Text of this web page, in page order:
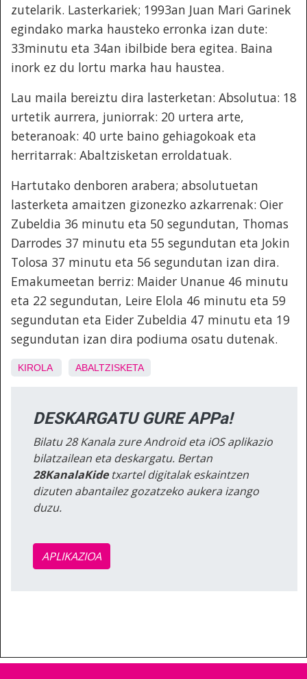
zutelarik. Lasterkariek; 1993an Juan Mari Garinek
egindako marka hausteko erronka izan dute:
33minutu eta 34an ibilbide bera egitea. Baina
inork ez du lortu marka hau haustea.
Lau maila bereiztu dira lasterketan: Absolutua: 18
urtetik aurrera, juniorrak: 20 urtera arte,
beteranoak: 40 urte baino gehiagokoak eta
herritarrak: Abaltzisketan erroldatuak.
Hartutako denboren arabera; absolutuetan
lasterketa amaitzen gizonezko azkarrenak: Oier
Zubeldia 36 minutu eta 50 segundutan, Thomas
Darrodes 37 minutu eta 55 segundutan eta Jokin
Tolosa 37 minutu eta 56 segundutan izan dira.
Emakumeetan berriz: Maider Unanue 46 minutu
eta 22 segundutan, Leire Elola 46 minutu eta 59
segundutan eta Eider Zubeldia 47 minutu eta 19
segundutan izan dira podiuma osatu dutenak.
KIROLA ABALTZISKETA
DESKARGATU GURE APPa!
Bilatu 28 Kanala zure Android eta iOS aplikazio
bilatzailean eta deskargatu. Bertan
28KanalaKidetxartel digitalak eskaintzen
dizuten abantailez gozatzeko aukera izango
duzu.
APLIKAZIOA